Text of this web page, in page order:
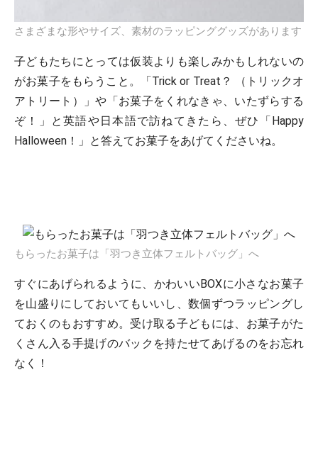
さまざまな形やサイズ、素材のラッピンググッズがあります
子どもたちにとっては仮装よりも楽しみかもしれないの
がお菓子をもらうこと。「Trick or Treat？ （トリックオ
アトリート）」や「お菓子をくれなきゃ、いたずらする
ぞ！」と英語や日本語で訪ねてきたら、ぜひ「Happy
Halloween！」と答えてお菓子をあげてくださいね。
もらったお菓子は「羽つき立体フェルトバッグ」へ
すぐにあげられるように、かわいいBOXに小さなお菓子
を山盛りにしておいてもいいし、数個ずつラッピングし
ておくのもおすすめ。受け取る子どもには、お菓子がた
くさん入る手提げのバックを持たせてあげるのをお忘れ
なく！